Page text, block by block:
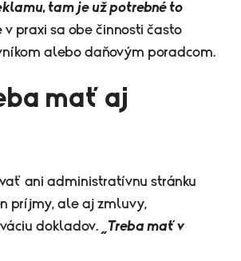
tam je už potrebné to
v praxi sa obe činnosti často
alebo daňovým poradcom.
mať aj
ani administratívnu stránku
príjmy, ale aj zmluvy,
dokladov.
„Treba mať v